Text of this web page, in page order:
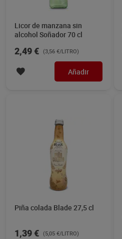
Licor de manzana sin
alcohol Soñador 70 cl
2,49 € (3,56 €/LITRO)
Añadir
Piña colada Blade 27,5 cl
1,39 € (5,05 €/LITRO)